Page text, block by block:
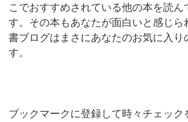
こでおすすめされている他の本を読ん
す。その本もあなたが面白いと感じら
書ブログはまさにあなたのお気に入り
す。
ブックマークに登録して時々チェック